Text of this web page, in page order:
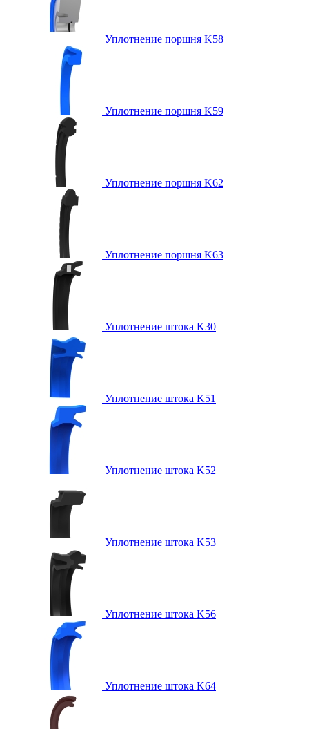
Уплотнение поршня K58
Уплотнение поршня K59
Уплотнение поршня K62
Уплотнение поршня K63
Уплотнение штока K30
Уплотнение штока K51
Уплотнение штока K52
Уплотнение штока K53
Уплотнение штока K56
Уплотнение штока K64